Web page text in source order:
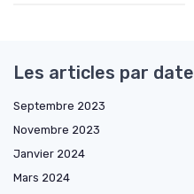
Les articles par date
Septembre 2023
Novembre 2023
Janvier 2024
Mars 2024